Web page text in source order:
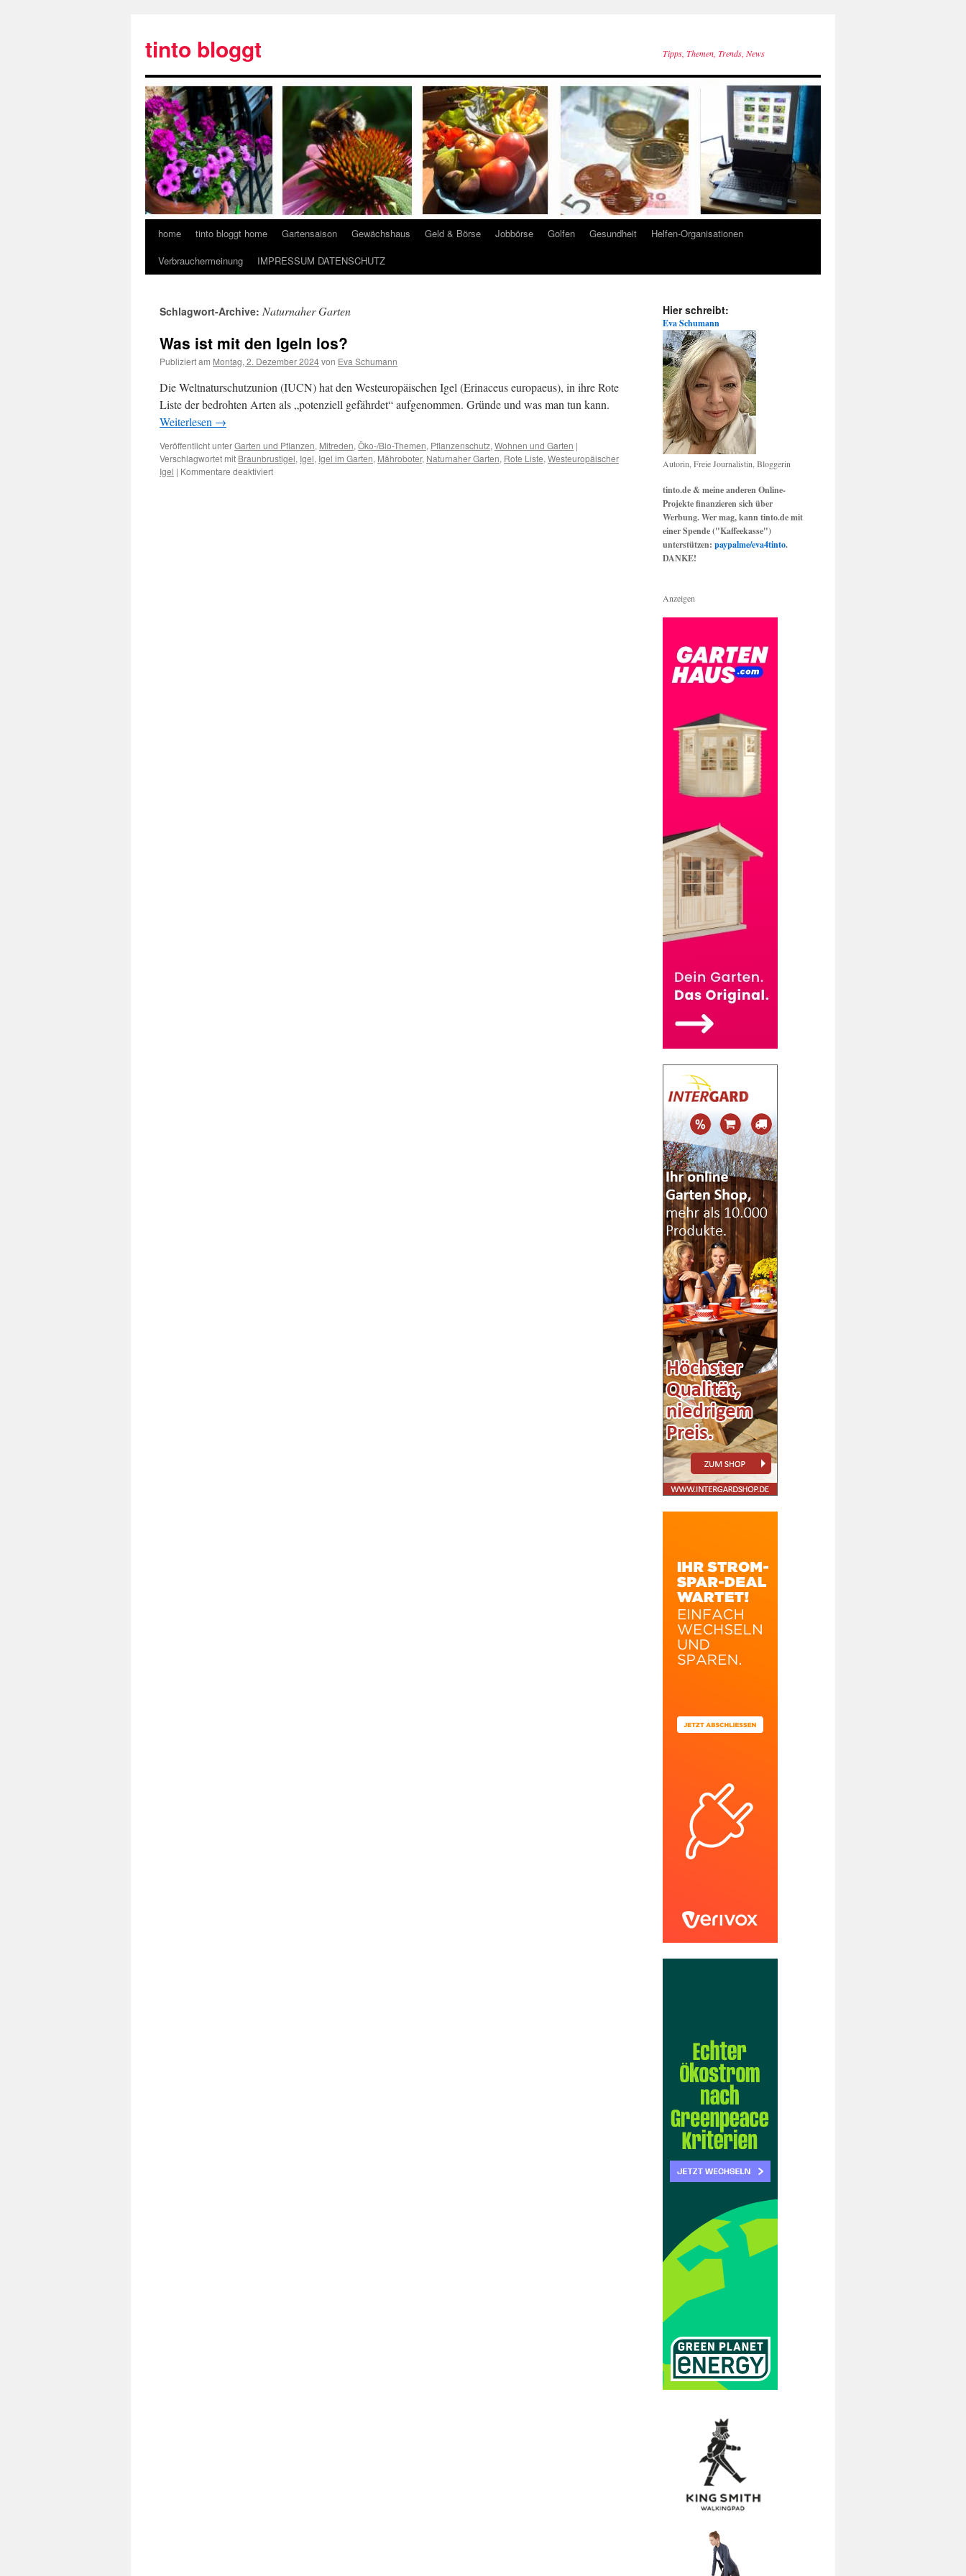
tinto bloggt Tipps, Themen, Trends, News
home tinto bloggt home Gartensaison Gewächshaus Geld & Börse Jobbörse Golfen Gesundheit
Helfen-Organisationen
Verbrauchermeinung
IMPRESSUM DATENSCHUTZ
Schlagwort-Archive: Naturnaher Garten
Was ist mit den Igeln los?
Publiziert am Montag, 2. Dezember 2024von Eva Schumann
Die Weltnaturschutzunion (IUCN) hat den Westeuropäischen Igel (Erinaceus europaeus), in ihre Rote
Liste der bedrohten Arten als „potenziell gefährdet“ aufgenommen. Gründe und was man tun kann.
Weiterlesen →
Veröffentlicht unterGarten und Pflanzen, Mitreden, Öko-/Bio-Themen, Pflanzenschutz, Wohnen und Garten |
Verschlagwortet mit Braunbrustigel, Igel, Igel im Garten, Mähroboter, Naturnaher Garten, Rote Liste, Westeuropäischer
Igel | Kommentare deaktiviert
Hier schreibt:
Eva Schumann
Autorin, Freie Journalistin, Bloggerin
tinto.de & meine anderen Online-
Projekte finanzieren sich über
Werbung. Wer mag, kann tinto.de mit
einer Spende ("Kaffeekasse")
unterstützen: paypalme/eva4tinto.
DANKE!
Anzeigen